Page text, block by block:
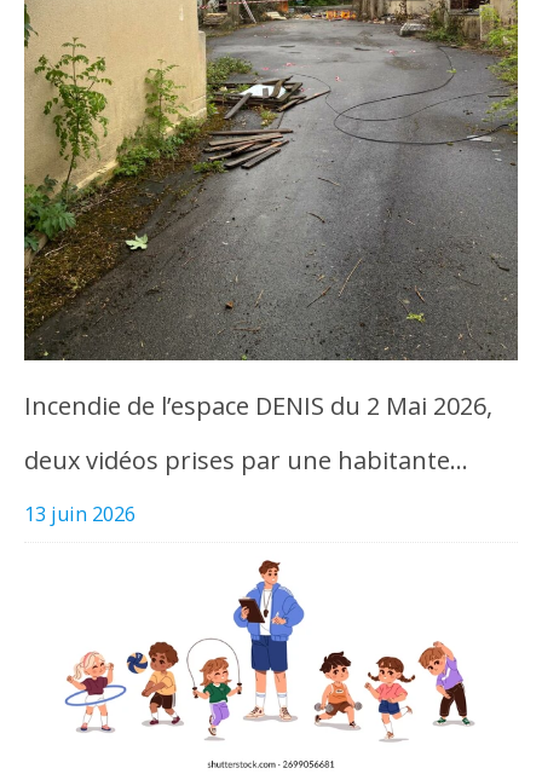
Incendie de l’espace DENIS du 2 Mai 2026,
deux vidéos prises par une habitante…
13 juin 2026